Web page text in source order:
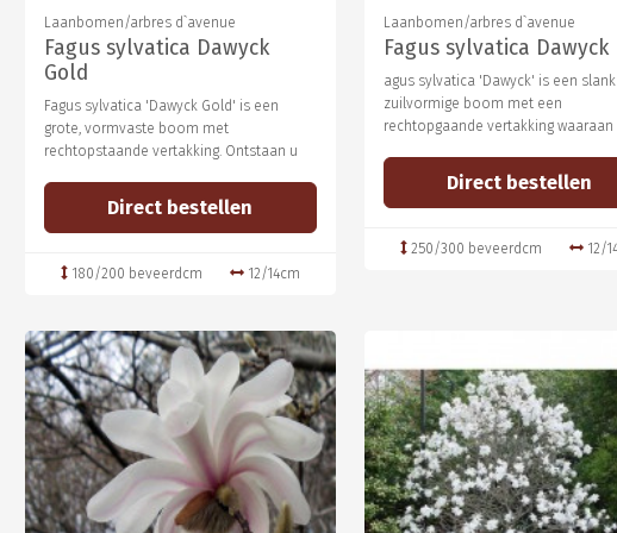
Laanbomen/arbres d`avenue
Fagus sylvatica Dawyck
Gold
Fagus sylvatica 'Dawyck Gold' is een
grote, vormvaste boom met
rechtopstaande vertakking. Ontstaan u
Direct bestellen
180/200 beveerdcm 12/14cm
Laanbomen/arbres d`avenue
Fagus sylvatica Dawyck
agus sylvatica 'Dawyck' is een
zuilvormige boom met een
rechtopgaande vertakking
Direct bestellen
250/300 beveerdcm 12/